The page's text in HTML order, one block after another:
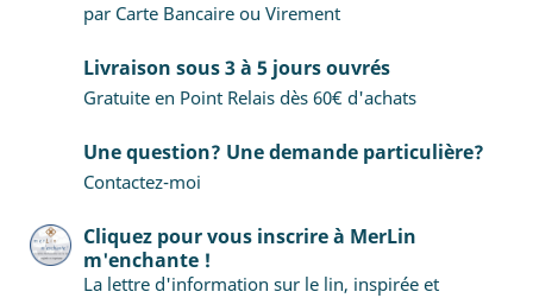
par Carte Bancaire ou Virement
Livraison sous 3 à 5 jours ouvrés
Gratuite en Point Relais dès 60€ d'achats
Une question? Une demande particulière?
Contactez-moi
Cliquez pour vous inscrire à MerLin
m'enchante !
La lettre d'information sur le lin, inspirée et